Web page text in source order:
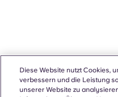
Diese Website nutzt Cookies,
verbessern und die Leistung
unserer Website zu